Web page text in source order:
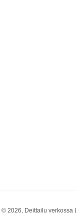
© 2026, Deittailu verkossa |